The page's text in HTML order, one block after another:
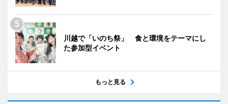
川越で「いのち祭」 食と環境をテーマにし
た参加型イベント
もっと見る